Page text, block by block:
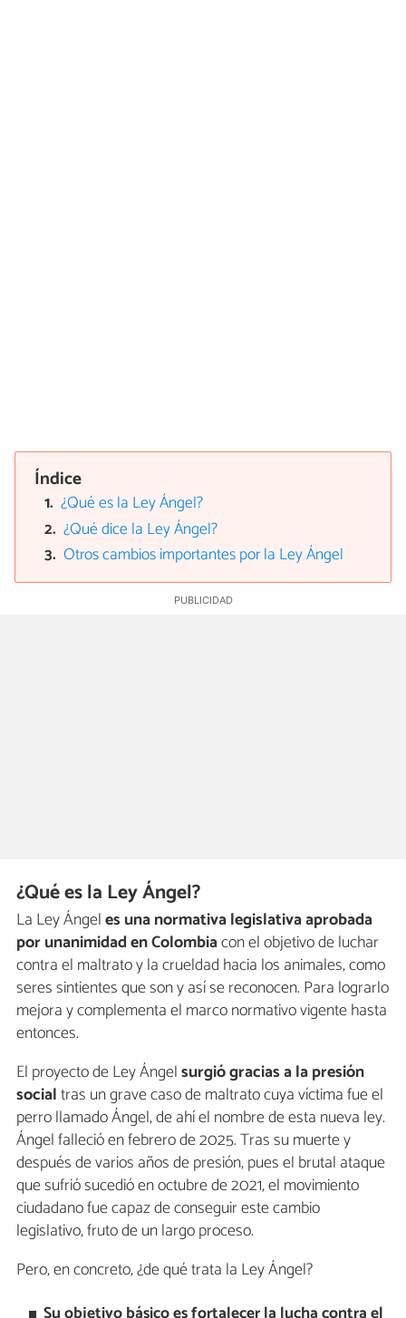
Índice
¿Qué es la Ley Ángel?
¿Qué dice la Ley Ángel?
Otros cambios importantes por la Ley Ángel
¿Qué es la Ley Ángel?
La Ley Ángeles una normativa legislativa aprobada
por unanimidad en Colombiacon el objetivo de luchar
contra el maltrato y la crueldad hacia los animales, como
seres sintientes que son y así se reconocen. Para lograrlo
mejora y complementa el marco normativo vigente hasta
entonces.
El proyecto de Ley Ángelsurgió gracias a la presión
socialtras un grave caso de maltrato cuya víctima fue el
perro llamado Ángel, de ahí el nombre de esta nueva ley.
Ángel falleció en febrero de 2025. Tras su muerte y
después de varios años de presión, pues el brutal ataque
que sufrió sucedió en octubre de 2021, el movimiento
ciudadano fue capaz de conseguir este cambio
legislativo, fruto de un largo proceso.
Pero, en concreto, ¿de qué trata la Ley Ángel?